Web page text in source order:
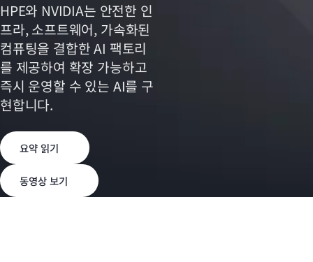
HPE와 NVIDIA는 안전한 인
프라, 소프트웨어, 가속화된
컴퓨팅을 결합한 AI 팩토리
를 제공하여 확장 가능하고
즉시 운영할 수 있는 AI를 구
현합니다.
요약 읽기
동영상 보기